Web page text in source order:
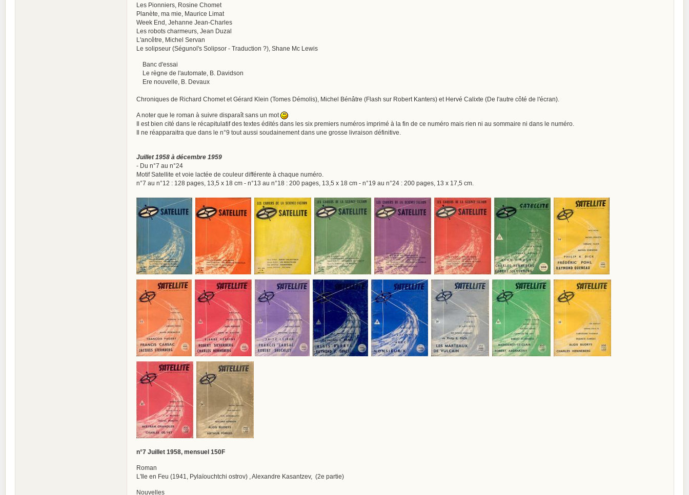
Les Pionniers, Rosine Chomet
Planète, ma mie, Maurice Limat
Week End, Jehanne Jean-Charles
Les robots charmeurs, Jean Duzal
L'ancêtre, Michel Servan
Le solipseur (Ségunol's Solipsor - Traduction ?), Shane Mc Lewis
Banc d'essai
Le règne de l'automate, B. Davidson
Ere nouvelle, B. Devaux
Chroniques de Richard Chomet et Gérard Klein (Tomes Démolis), Michel Bénâtre (Flash sur Robert Kanters) et Hervé Calixte (De l'autre côté de l'écran).
A noter que le roman à suivre disparaît sans un mot
Il est bien cité dans le récapitulatif des textes édités dans les six premiers numéros imprimé à la fin de ce numéro mais rien ni au sommaire ni dans le numéro.
Il ne réapparaitra que dans le n°9 tout aussi soudainement dans une grosse livraison définitive.
Juillet 1958 à décembre 1959
- Du n°7 au n°24
Motif Satellite et voie lactée de couleur différente à chaque numéro.
n°7 au n°12 : 128 pages, 13,5 x 18 cm - n°13 au n°18 : 200 pages, 13,5 x 18 cm - n°19 au n°24 : 200 pages, 13 x 17,5 cm.
n°7 Juillet 1958, mensuel 150F
Roman
L'Ile en Feu (1941, Pylaïouchtchi ostrov) , Alexandre Kasantzev, (2e partie)
Nouvelles